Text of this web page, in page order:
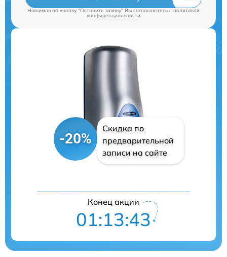
Нажимая на кнопку "Оставить заявку" Вы соглашаетесь cполитикой
конфиденциальности
-20%
Скидка по
предварительной
записи на сайте
Конец акции
01:13:42